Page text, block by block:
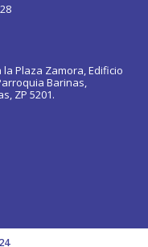
Plaza Zamora, Edificio
Barinas,
ZP 5201.